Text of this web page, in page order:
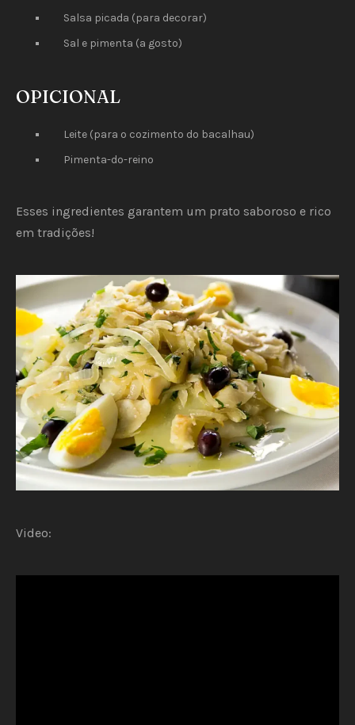
Salsa picada (para decorar)
Sal e pimenta (a gosto)
OPICIONAL
Leite (para o cozimento do bacalhau)
Pimenta-do-reino
Esses ingredientes garantem um prato saboroso e rico
em tradições!
Video: